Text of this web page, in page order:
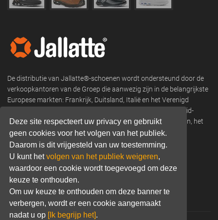
Deze site respecteert uw privacy en gebruikt
geen cookies voor het volgen van het publiek.
Daarom is dit vrijgesteld van uw toestemming.
U kunt hetvolgen van het publiek weigeren,
waardoor een cookie wordt toegevoegd om deze
keuze te onthouden.
Om uw keuze te onthouden om deze banner te
verbergen, wordt er een cookie aangemaakt
nadat u op [Ik begrijp het].
De distributie van Jallatte®-schoenen wordt ondersteund door de
verkoopkantoren van de Groep die aanwezig zijn in de belangrijkste
Europese markten: Frankrijk, Duitsland, Italië en het Verenigd
Koninkrijk, en verkoopnetwerken in Scandinavië, Oost- en Zuid-
Europa, Afrika, Franse overzeese departementen en gebieden, het
Midden-Oosten, Noord- en Zuid-Amerika, Azië en Oceanië.
Phone: +33 (0) 466 806 300
Email:commercial@jallatte.fr
Website:www.jallatte.fr